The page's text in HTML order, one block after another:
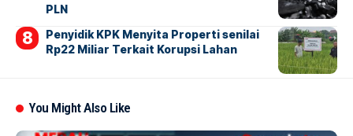
PLN
Penyidik KPK Menyita Properti senilai
Rp22 Miliar Terkait Korupsi Lahan
You Might Also Like